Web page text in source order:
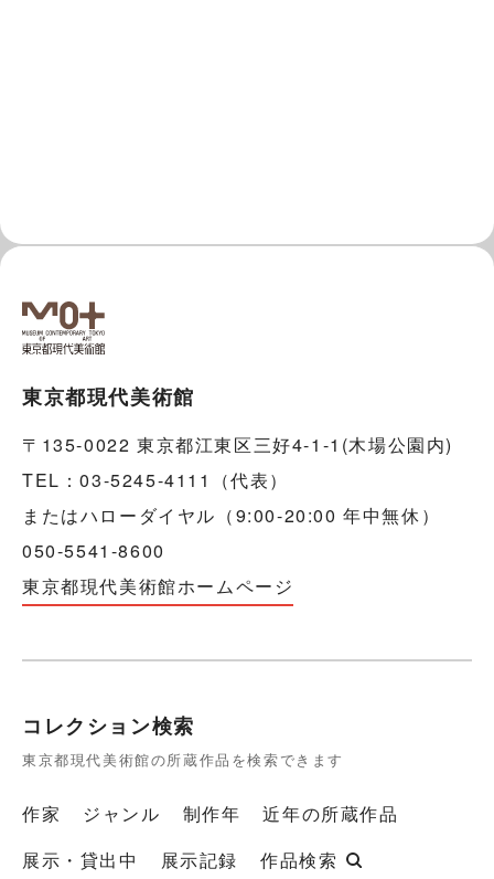
東京都現代美術館
〒135-0022 東京都江東区三好4-1-1(木場公園内)
TEL：03-5245-4111（代表）
またはハローダイヤル（9:00-20:00 年中無休）
050-5541-8600
東京都現代美術館ホームページ
コレクション検索
東京都現代美術館の所蔵作品を検索できます
作家 ジャンル 制作年
近年の所蔵作品
展示・貸出中
展示記録 作品検索